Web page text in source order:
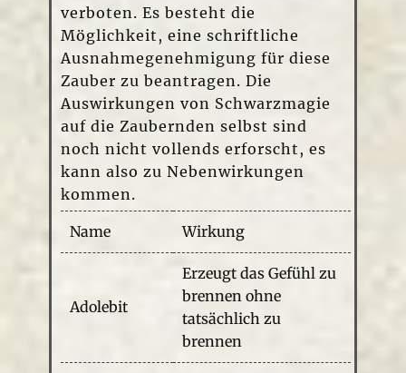
verboten. Es besteht die
Möglichkeit, eine schriftliche
Ausnahmegenehmigung für diese
Zauber zu beantragen. Die
Auswirkungen von Schwarzmagie
auf die Zaubernden selbst sind
noch nicht vollends erforscht, es
kann also zu Nebenwirkungen
kommen.
Name Wirkung
Adolebit
Erzeugt das Gefühl zu
brennen ohne
tatsächlich zu
brennen